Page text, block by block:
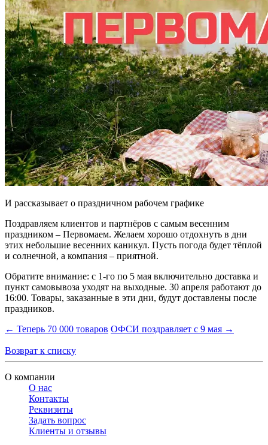
И рассказывает о праздничном рабочем графике
Поздравляем клиентов и партнёров с самым весенним
праздником – Первомаем. Желаем хорошо отдохнуть в дни
этих небольшие весенних каникул. Пусть погода будет тёплой
и солнечной, а компания – приятной.
Обратите внимание: с 1-го по 5 мая включительно доставка и
пункт самовывоза уходят на выходные. 30 апреля работают до
16:00. Товары, заказанные в эти дни, будут доставлены после
праздников.
← Теперь 70 000 товаров ОФСИ поздравляет с 9 мая →
Возврат к списку
О компании
О нас
Контакты
Реквизиты
Задать вопрос
Клиенты и отзывы